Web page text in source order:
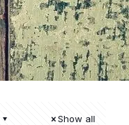
Show all